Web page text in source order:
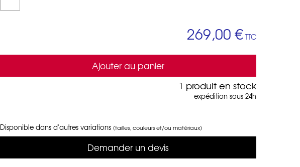
269,00 € TTC
Ajouter au panier
1 produit en stock
expédition sous 24h
Disponible dans d'autres variations (tailles, couleurs et/ou matériaux)
Demander un devis